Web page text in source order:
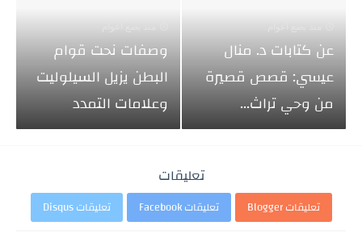
عن كتابات د. منال
عيسي: قصص قصيرة
من وحي تراث...
وصفات نحت قوام
البطن يزيل السيلوليت
وعلامات التمدد
تعليقات
تعليقات Blogger تعليقات Facebook تعليقات Disqus